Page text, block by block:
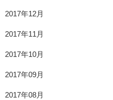
2017年12月
2017年11月
2017年10月
2017年09月
2017年08月